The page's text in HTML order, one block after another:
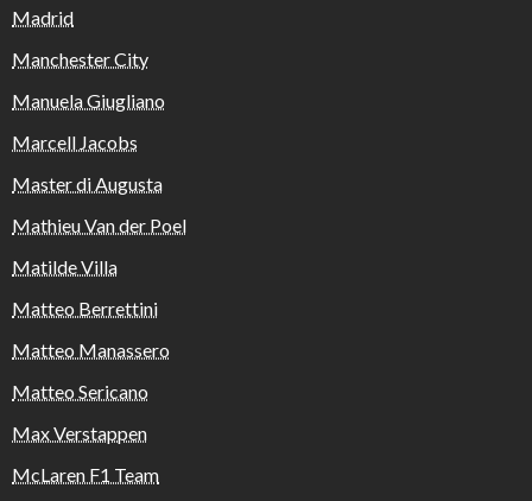
Madrid
Manchester City
Manuela Giugliano
Marcell Jacobs
Master di Augusta
Mathieu Van der Poel
Matilde Villa
Matteo Berrettini
Matteo Manassero
Matteo Sericano
Max Verstappen
McLaren F1 Team